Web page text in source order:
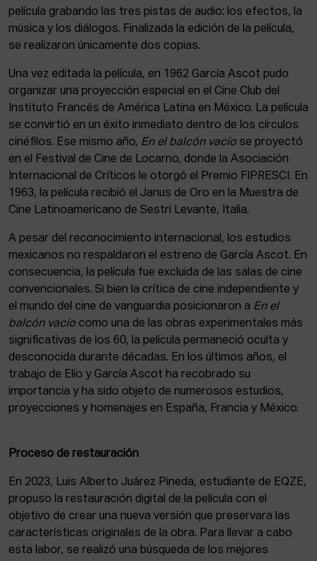
película grabando las tres pistas de audio: los efectos, la
música y los diálogos. Finalizada la edición de la película,
se realizaron únicamente dos copias.
Una vez editada la película, en 1962 García Ascot pudo
organizar una proyección especial en el Cine Club del
Instituto Francés de América Latina en México. La película
se convirtió en un éxito inmediato dentro de los círculos
cinéfilos. Ese mismo año, En el balcón vacío se proyectó
en el Festival de Cine de Locarno, donde la Asociación
Internacional de Críticos le otorgó el Premio FIPRESCI. En
1963, la película recibió el Janus de Oro en la Muestra de
Cine Latinoamericano de Sestri Levante, Italia.
A pesar del reconocimiento internacional, los estudios
mexicanos no respaldaron el estreno de García Ascot. En
consecuencia, la película fue excluida de las salas de cine
convencionales. Si bien la crítica de cine independiente y
el mundo del cine de vanguardia posicionaron a En el
balcón vacío como una de las obras experimentales más
significativas de los 60, la película permaneció oculta y
desconocida durante décadas. En los últimos años, el
trabajo de Elío y García Ascot ha recobrado su
importancia y ha sido objeto de numerosos estudios,
proyecciones y homenajes en España, Francia y México.
Proceso de restauración
En 2023, Luis Alberto Juárez Pineda, estudiante de EQZE,
propuso la restauración digital de la película con el
objetivo de crear una nueva versión que preservara las
características originales de la obra. Para llevar a cabo
esta labor, se realizó una búsqueda de los mejores